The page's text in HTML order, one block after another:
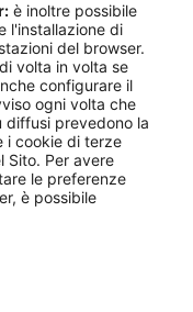
è inoltre possibile
l'installazione di
del browser.
volta in volta se
configurare il
ogni volta che
diffusi prevedono la
i cookie di terze
Sito. Per avere
le preferenze
è possibile